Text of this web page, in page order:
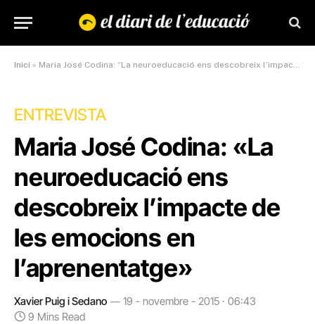
Inici » Maria José Codina: “La neuroeducació ens descobreix l’impacte de les emocions en l’aprenentatge”
ENTREVISTA
Maria José Codina: «La
neuroeducació ens
descobreix l’impacte de
les emocions en
l’aprenentatge»
Xavier Puig i Sedano
19 - novembre - 2015 · 06:43
9 Mins Read